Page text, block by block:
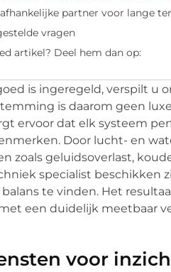
partner voor lange
vragen
artikel? Deel hem dan op:
is ingeregeld, verspilt u
is daarom geen
ervoor dat elk systeem
Door lucht- en
zoals geluidsoverlast,
specialist beschikken
te vinden. Het
een duidelijk meetbaar
voor